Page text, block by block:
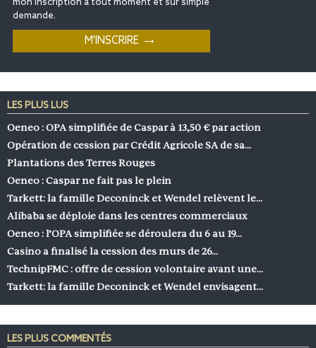
mon inscription à tout moment et sur simple
demande.
LES PLUS LUS
Oeneo : OPA simplifiée de Caspar à 13,50 € par action
Opération de cession par Crédit Agricole SA de sa…
Plantations des Terres Rouges
Oeneo : Caspar ne fait pas le plein
Tarkett: la famille Deconinck et Wendel relèvent le…
Alibaba se déploie dans les centres commerciaux
Oeneo : l’OPA simplifiée se déroulera du 6 au 19…
Casino a finalisé la cession des murs de 26…
TechnipFMC : offre de cession volontaire avant une…
Tarkett: la famille Deconinck et Wendel envisagent…
LES PLUS COMMENTÉS